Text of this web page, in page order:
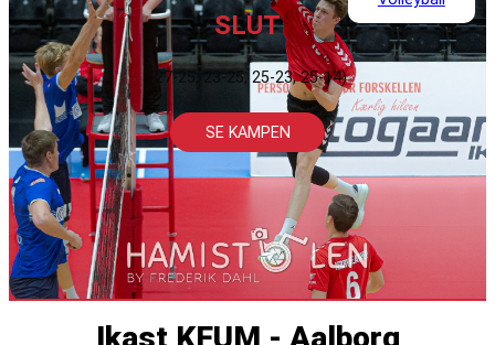
SLUT
(27-25, 23-25, 25-23, 25-14)
SE KAMPEN
Ikast KFUM - Aalborg